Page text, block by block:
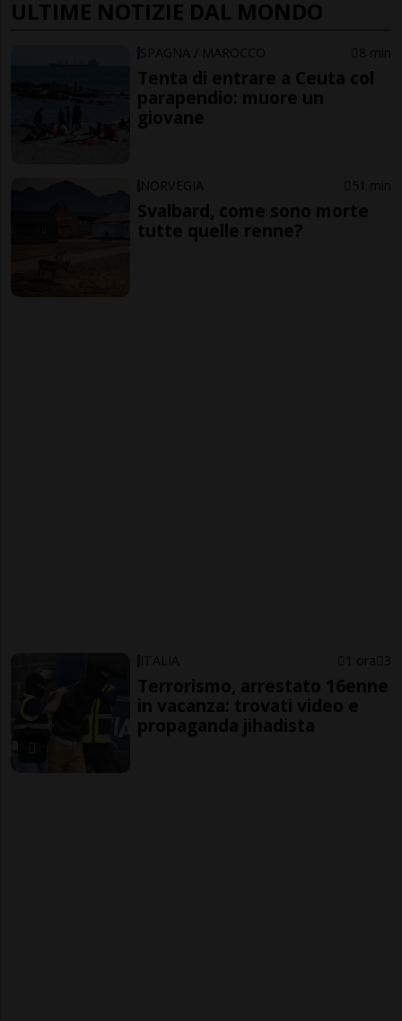
ULTIME NOTIZIE DAL MONDO
SPAGNA / MAROCCO 8 min
Tenta di entrare a Ceuta col
parapendio: muore un
giovane
NORVEGIA 51 min
Svalbard, come sono morte
tutte quelle renne?
ITALIA 1 ora 3
Terrorismo, arrestato 16enne
in vacanza: trovati video e
propaganda jihadista